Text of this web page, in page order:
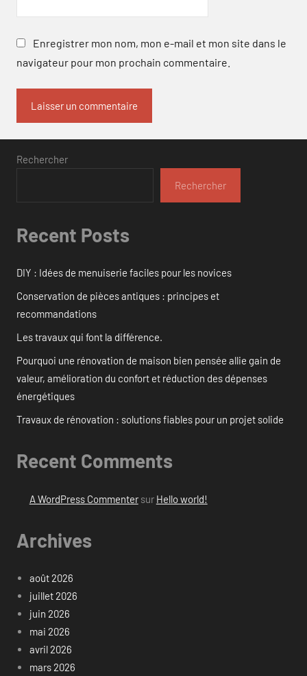
Enregistrer mon nom, mon e-mail et mon site dans le
navigateur pour mon prochain commentaire.
Rechercher
Rechercher
Recent Posts
DIY : Idées de menuiserie faciles pour les novices
Conservation de pièces antiques : principes et
recommandations
Les travaux qui font la différence.
Pourquoi une rénovation de maison bien pensée allie gain de
valeur, amélioration du confort et réduction des dépenses
énergétiques
Travaux de rénovation : solutions fiables pour un projet solide
Recent Comments
A WordPress Commentersur Hello world!
Archives
août 2026
juillet 2026
juin 2026
mai 2026
avril 2026
mars 2026